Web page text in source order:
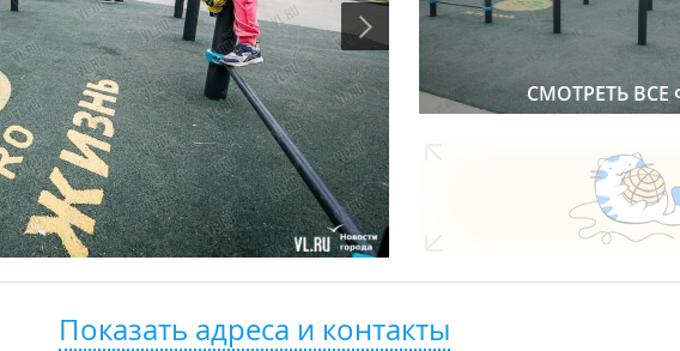
СМОТРЕТЬ ВСЕ
Показать адреса и контакты